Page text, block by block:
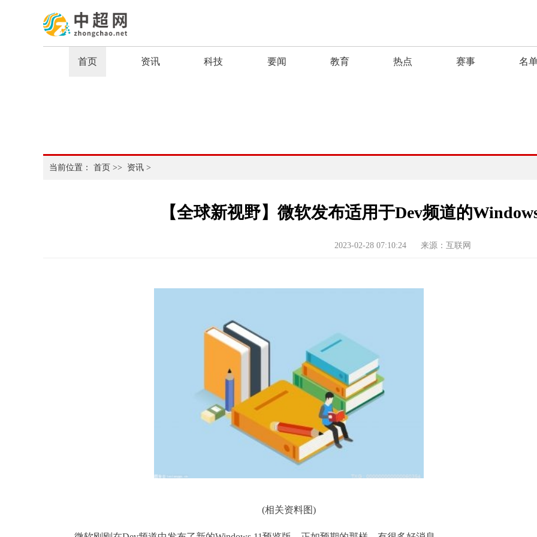
首页 资讯 科技 要闻 教育 热点 赛事 名
当前位置： 首页 >> 资讯 >
【全球新视野】微软发布适用于Dev频道的
2023-02-28 07:10:24 来源：互联网
(相关资料图)